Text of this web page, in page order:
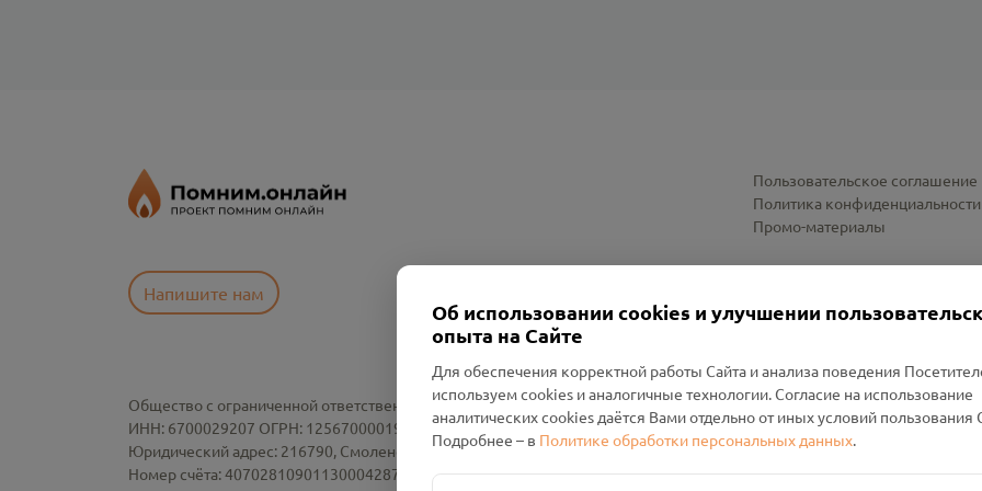
Напишите нам
Пользовательское соглашение
Политика конфиденциальности
Промо-материалы
Общество с ограниченной ответственностью «Смоленский Проект Помним»
ИНН: 6700029207 ОГРН: 1256700001986
Юридический адрес: 216790, Смоленская область, р-н Руднянский, г. Рудня, улица Западная, д. 26А, пом. 18
Номер счёта: 40702810901130004287 в АО "АЛЬФА-БАНК"
Об использовании cookies и улучшении
опыта на Сайте
Для обеспечения корректной работы Сайта и анализа поведения
используем cookies и аналогичные технологии. Согласие на использование
аналитических cookies даётся Вами отдельно от иных условий пользования
Подробнее – в Политике обработки персональных данных.